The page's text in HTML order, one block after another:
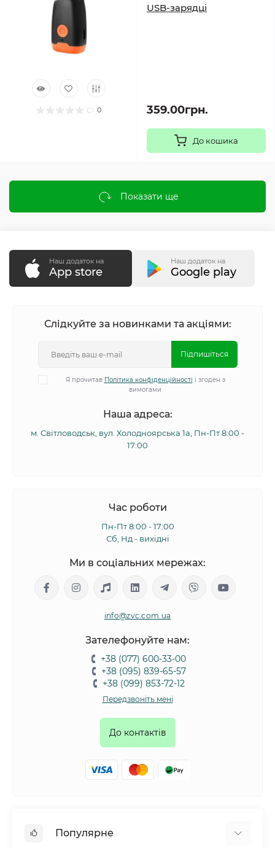
0
USB-зарядці
359.00грн.
До кошика
Показати ще
Наш додаток на
App store
Наш додаток на
Google play
Слідкуйте за новинками та акціями:
Підпишіться
Я прочитав Політика конфіденційності і згоден з
вимогами
Наша адреса:
м. Світловодськ, вул. Холодноярська 1а, Пн-Пт 8:00 -
17:00
Час роботи
Пн-Пт 8:00 - 17:00
Сб, Нд - вихідні
Ми в соціальних мережах:
info@zvc.com.ua
Зателефонуйте нам:
+38 (077) 600-33-00
+38 (095) 839-65-57
+38 (099) 853-72-12
Передзвоніть мені
До контактів
Популярне